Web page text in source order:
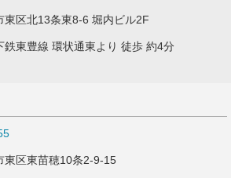
東区北13条東8-6 堀内ビル2F
鉄東豊線 環状通東より 徒歩 約4分
東区東苗穂10条2-9-15